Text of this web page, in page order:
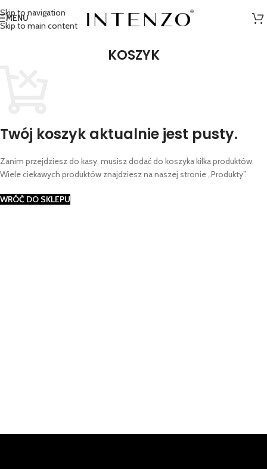
Skip to navigation
Skip to main content
MENU
KOSZYK
Twój koszyk aktualnie jest pusty.
Zanim przejdziesz do kasy, musisz dodać do koszyka kilka produktów.
Wiele ciekawych produktów znajdziesz na naszej stronie „Produkty”.
WRÓĆ DO SKLEPU